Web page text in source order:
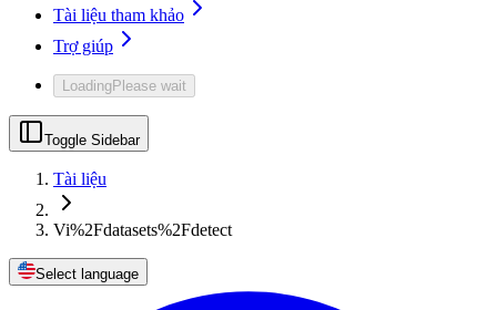
Tài liệu tham khảo
Trợ giúp
LoadingPlease wait
Toggle Sidebar
Tài liệu
Vi%2Fdatasets%2Fdetect
Select language